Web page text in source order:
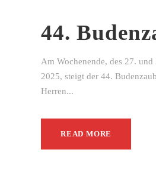
44.
Am Wochenende, des 27. und
2025, steigt der 44.
Herren...
READ MORE